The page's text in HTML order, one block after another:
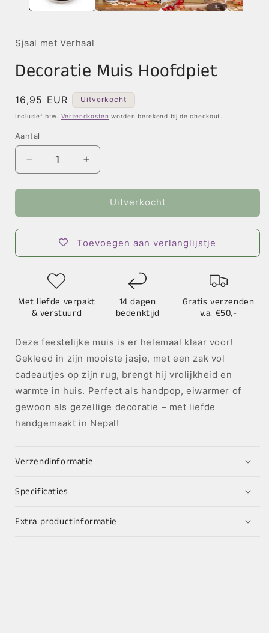
Sjaal met Verhaal
Decoratie Muis Hoofdpiet
Normale
prijs
16,95 EUR Uitverkocht
Inclusief btw. Verzendkosten worden berekend bij de checkout.
Aantal
Aantal
verlagen
voor
Muis
Hoofdpiet
Aantal
verhogen
voor
Decoratie
Muis
Hoofdpiet
Uitverkocht
Toevoegen aan verlanglijstje
Met liefde verpakt
& verstuurd
14 dagen
bedenktijd
Gratis verzenden
v.a. €50,-
Deze feestelijke muis is er helemaal klaar voor!
Gekleed in zijn mooiste jasje, met een zak vol
cadeautjes op zijn rug, brengt hij vrolijkheid en
warmte in huis. Perfect als handpop, eiwarmer of
gewoon als gezellige decoratie – met liefde
handgemaakt in Nepal!
Verzendinformatie
Specificaties
Extra productinformatie